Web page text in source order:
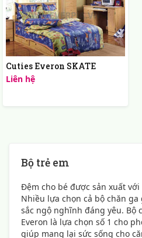
Cuties Everon SKATE
Liên hệ
Bộ trẻ em
Đệm cho bé được sản xuất
Nhiều lựa chọn cả bộ chăn
sắc ngộ nghĩnh đáng yêu. Bộ
Everon là lựa chọn số 1 cho
giúp mang lại sức sống cho